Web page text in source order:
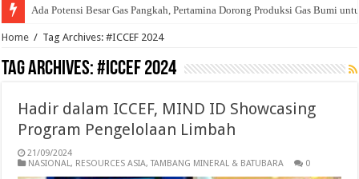
Ada Potensi Besar Gas Pangkah, Pertamina Dorong Produksi Gas Bumi
Home / Tag Archives: #ICCEF 2024
Tag Archives:#ICCEF 2024
Hadir dalam ICCEF, MIND ID Showcasing
Program Pengelolaan Limbah
21/09/2024
NASIONAL, RESOURCES ASIA,TAMBANG MINERAL & BATUBARA 0